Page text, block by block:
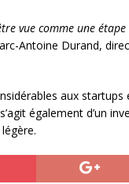
vue comme une
Antoine Durand,
aux
également d’un